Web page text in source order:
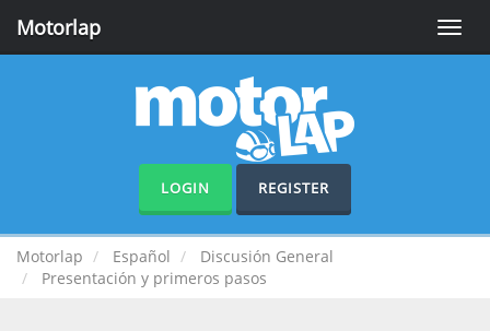
Toggle
Motorlap
LOGIN REGISTER
Motorlap Español
Discusión General
Presentación y primeros pasos